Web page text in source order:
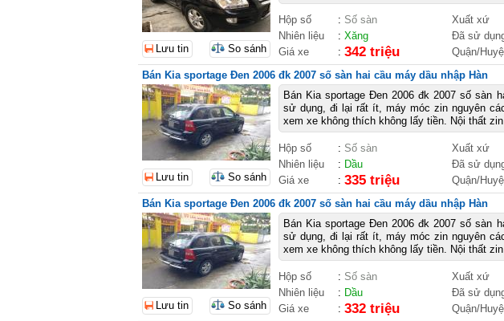
Hộp số : Số sàn Xuất xứ
Nhiên liệu
: Xăng Đã sử
Giá xe
: 342 triệu Quận/
Lưu tin So sánh
Bán Kia sportage Đen 2006 đk 2007 số sàn hai cầu máy dầu nhập Hàn
Bán Kia sportage Đen 2006 đk 2007 số sàn
sử dụng, đi lại rất ít, máy móc zin nguyên
xem xe không thích không lấy tiền. Nội thất
Hộp số : Số sàn Xuất xứ
Nhiên liệu
: Dầu Đã sử
Giá xe
: 335 triệu Quận/
Lưu tin So sánh
Bán Kia sportage Đen 2006 đk 2007 số sàn hai cầu máy dầu nhập Hàn
Bán Kia sportage Đen 2006 đk 2007 số sàn
sử dụng, đi lại rất ít, máy móc zin nguyên
xem xe không thích không lấy tiền. Nội thất
Hộp số : Số sàn Xuất xứ
Nhiên liệu
: Dầu Đã sử
Giá xe
: 332 triệu Quận/
Lưu tin So sánh